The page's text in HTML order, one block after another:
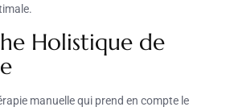
Holistique de
manuelle qui prend en compte le